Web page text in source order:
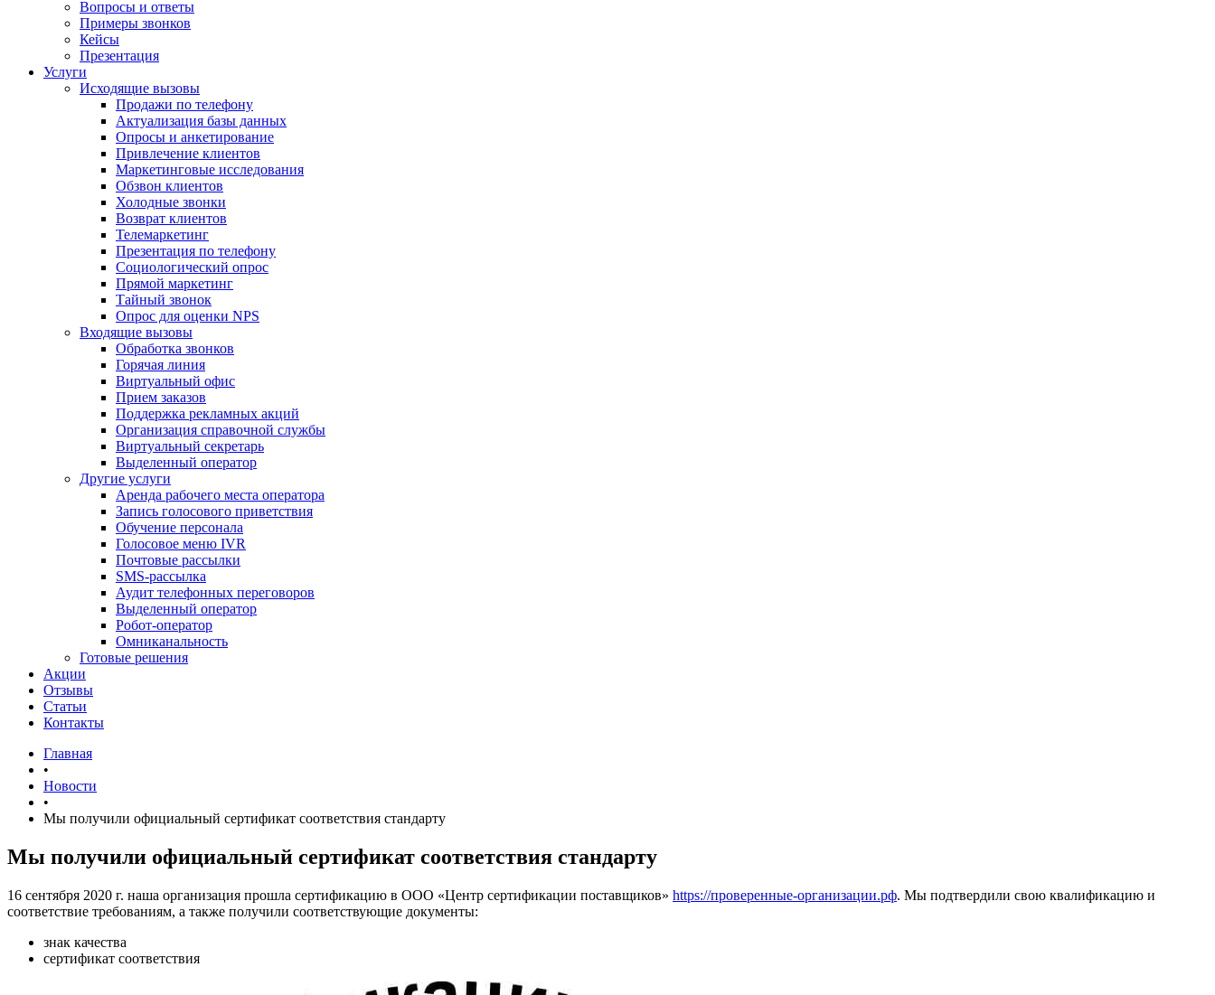
Вопросы и ответы
Примеры звонков
Кейсы
Презентация
Услуги
Исходящие вызовы
Продажи по телефону
Актуализация базы данных
Опросы и анкетирование
Привлечение клиентов
Маркетинговые исследования
Обзвон клиентов
Холодные звонки
Возврат клиентов
Телемаркетинг
Презентация по телефону
Социологический опрос
Прямой маркетинг
Тайный звонок
Опрос для оценки NPS
Входящие вызовы
Обработка звонков
Горячая линия
Виртуальный офис
Прием заказов
Поддержка рекламных акций
Организация справочной службы
Виртуальный секретарь
Выделенный оператор
Другие услуги
Аренда рабочего места оператора
Запись голосового приветствия
Обучение персонала
Голосовое меню IVR
Почтовые рассылки
SMS-рассылка
Аудит телефонных переговоров
Выделенный оператор
Робот-оператор
Омниканальность
Готовые решения
Акции
Отзывы
Статьи
Контакты
Главная
•
Новости
•
Мы получили официальный сертификат соответствия стандарту
Мы получили официальный сертификат соответствия стандарту
16 сентября 2020 г. наша организация прошла сертификацию в ООО «Центр сертификации поставщиков» https://проверенные-организации.рф. Мы подтвердили свою квалификацию и
соответствие требованиям, а также получили соответствующие документы:
знак качества
сертификат соответствия